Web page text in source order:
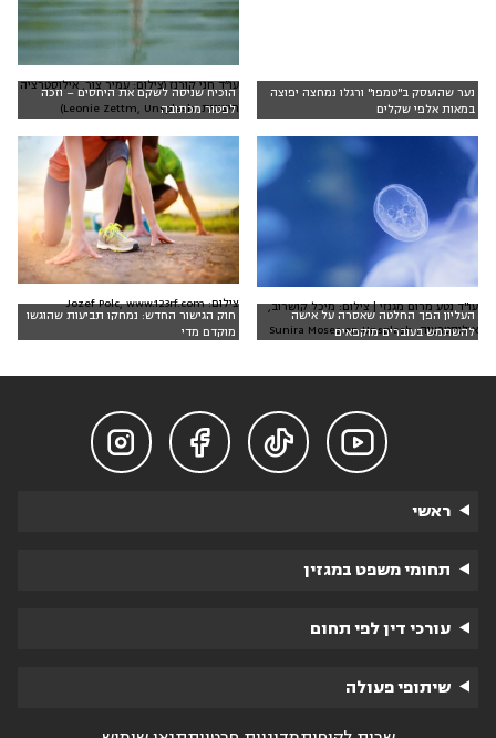
נער שהועסק ב"טמפו" ורגלו נמחצה יפוצה
במאות אלפי שקלים
הוכיח שניסה לשקם את היחסים – וזכה
לפטור מכתובה
עו״ד חני קורנז (צילום: עמיר צור, אילוסטרציה
חיצונית: Leonie Zettm, Unsplash)
העליון הפך החלטה שאסרה על אישה
להשתמש בעוברים מוקפאים
עו"ד נטע מרום מגנזי | צילום: מיכל קושרוב,
אילוסטרציה: Sunira Moses on Unsplash
חוק הגישור החדש: נמחקו תביעות שהוגשו
מוקדם מדי
צילום: Jozef Polc, www.123rf.com




ראשי
תחומי משפט במגזין
עורכי דין לפי תחום
שיתופי פעולה